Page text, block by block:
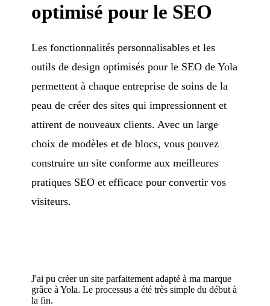
optimisé pour le SEO
Les fonctionnalités personnalisables et les
outils de design optimisés pour le SEO de Yola
permettent à chaque entreprise de soins de la
peau de créer des sites qui impressionnent et
attirent de nouveaux clients. Avec un large
choix de modèles et de blocs, vous pouvez
construire un site conforme aux meilleures
pratiques SEO et efficace pour convertir vos
visiteurs.
J'ai pu créer un site parfaitement adapté à ma marque
grâce à Yola. Le processus a été très simple du début à
la fin.